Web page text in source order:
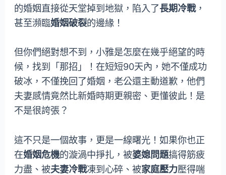
的婚姻直接從天堂掉到地獄，陷入了長期冷戰，
甚至瀕臨婚姻破裂的邊緣！
但你們絕對想不到，小雅是怎麼在幾乎絕望的時
候，找到「那招」！在短短90天內，她不僅成功
破冰，不僅挽回了婚姻，老公還主動道歉，他們
夫妻感情竟然比新婚時期更親密、更懂彼此！是
不是很誇張？
這不只是一個故事，更是一線曙光！如果你也正
在婚姻危機的漩渦中掙扎，被婆媳問題搞得筋疲
力盡、被夫妻冷戰凍到心碎、被家庭壓力壓得喘